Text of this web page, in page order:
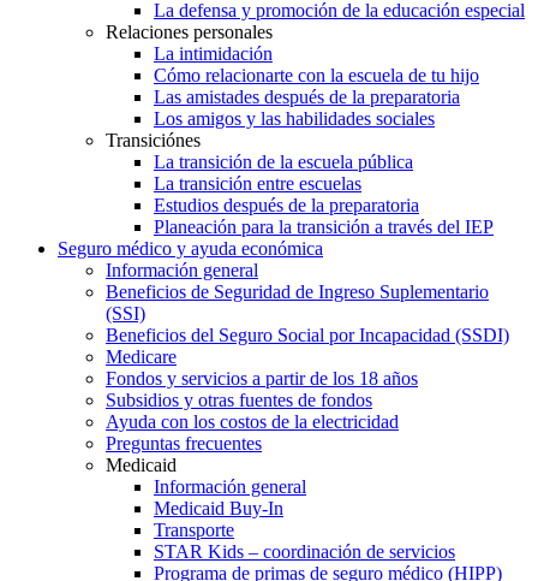
La defensa y promoción de la educación especial
Relaciones personales
La intimidación
Cómo relacionarte con la escuela de tu hijo
Las amistades después de la preparatoria
Los amigos y las habilidades sociales
Transiciónes
La transición de la escuela pública
La transición entre escuelas
Estudios después de la preparatoria
Planeación para la transición a través del IEP
Seguro médico y ayuda económica
Información general
Beneficios de Seguridad de Ingreso Suplementario
(SSI)
Beneficios del Seguro Social por Incapacidad (SSDI)
Medicare
Fondos y servicios a partir de los 18 años
Subsidios y otras fuentes de fondos
Ayuda con los costos de la electricidad
Preguntas frecuentes
Medicaid
Información general
Medicaid Buy-In
Transporte
STAR Kids – coordinación de servicios
Programa de primas de seguro médico (HIPP)